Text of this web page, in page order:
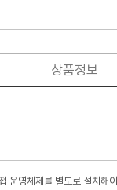
상품정보
운영체제를 별도로 설치해